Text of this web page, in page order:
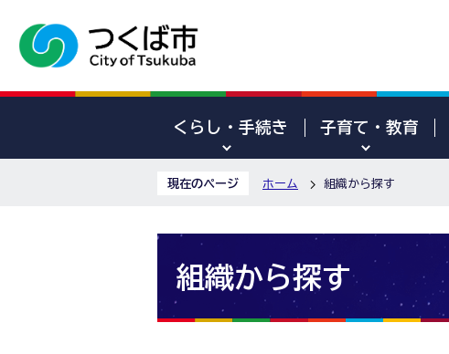
くらし・手続き 子育て・教育
現在のページ ホーム 組織から探す
組織から探す